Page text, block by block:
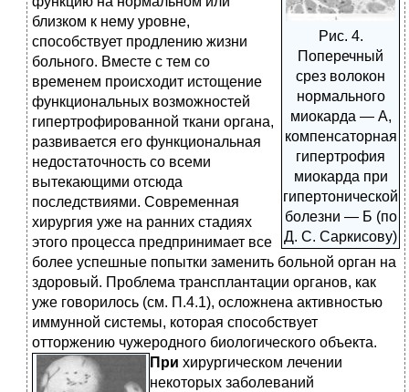
Рис. 4.
Поперечный
срез волокон
нормального
миокарда — А,
компенсаторная
гипертрофия
миокарда при
гипертонической
болезни — Б (по
Д. С. Саркисову)
близком к нему уровне,
способствует продлению жизни
больного. Вместе с тем со
временем происходит истощение
функциональных возможностей
гипертрофированной ткани органа,
развивается его функциональная
недостаточность со всеми
вытекающими отсюда
последствиями. Современная
хирургия уже на ранних стадиях
этого процесса предпринимает все
более успешные попытки заменить больной орган на
здоровый. Проблема трансплантации органов, как
уже говорилось (см. П.4.1), осложнена активностью
иммунной системы, которая способствует
отторжению чужеродного биологического объекта.
При хирургическом лечении
некоторых заболеваний